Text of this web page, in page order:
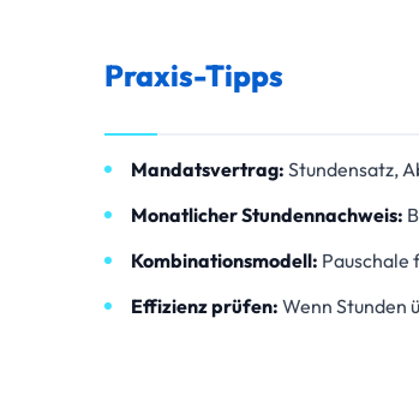
Praxis-Tipps
Mandatsvertrag: Stundensatz,
Monatlicher Stundennachweis:
Kombinationsmodell:
Effizienz prüfen: Wenn Stunden